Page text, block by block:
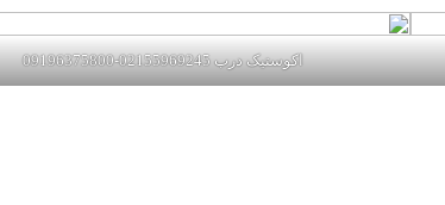
اکوستیک درب 02155969245-09196375800